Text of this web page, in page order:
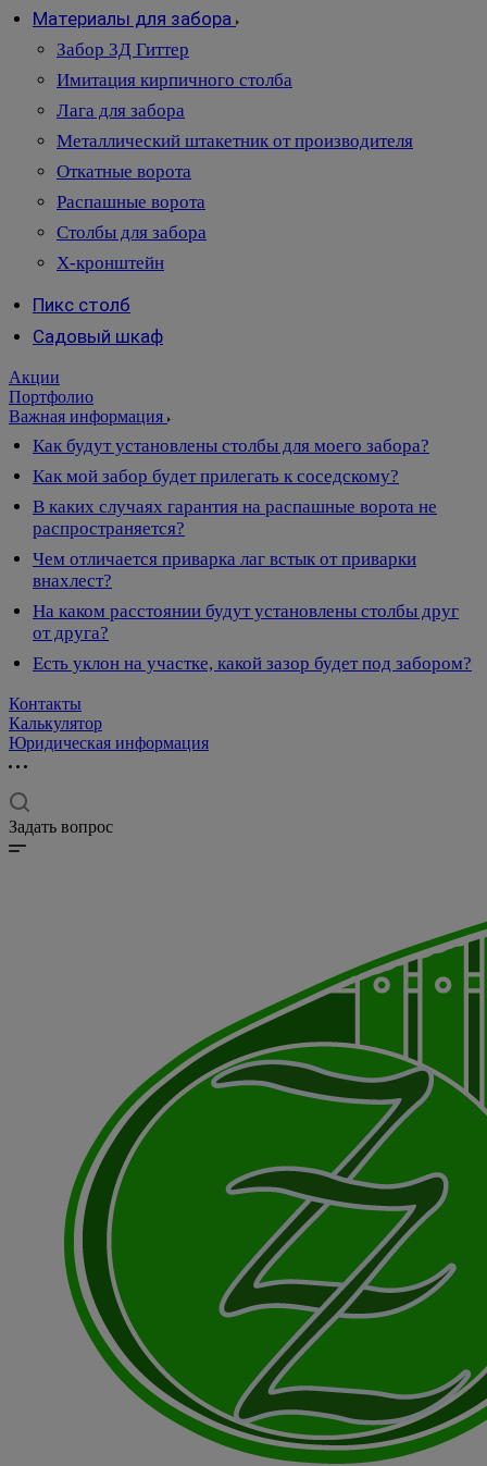
Материалы для забора
Забор 3Д Гиттер
Имитация кирпичного столба
Лага для забора
Металлический штакетник от производителя
Откатные ворота
Распашные ворота
Столбы для забора
Х-кронштейн
Пикс столб
Садовый шкаф
Акции
Портфолио
Важная информация
Как будут установлены столбы для моего забора?
Как мой забор будет прилегать к соседскому?
В каких случаях гарантия на распашные ворота не
распространяется?
Чем отличается приварка лаг встык от приварки
внахлест?
На каком расстоянии будут установлены столбы друг
от друга?
Есть уклон на участке, какой зазор будет под забором?
Контакты
Калькулятор
Юридическая информация
Задать вопрос